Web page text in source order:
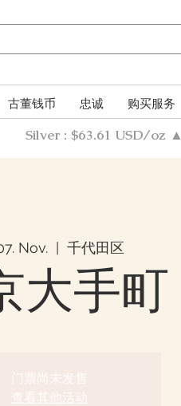
古董钱币 忠诚 购买服务
Silver : $63.61 USD/oz ▲
Nov.
  |
千代田区
大手町
门票尚未发售
查看其他活动